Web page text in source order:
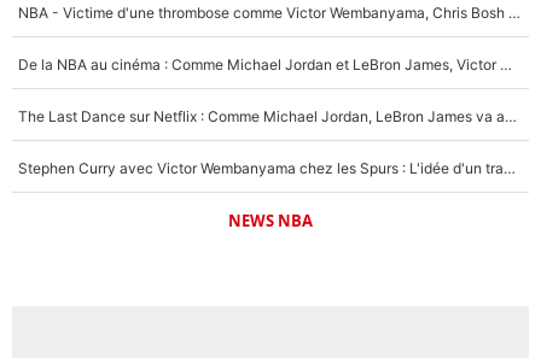
NBA - Victime d'une thrombose comme Victor Wembanyama, Chris Bosh prévient le Français des risques sur sa santé : «J’ai failli mourir sur le coup et j’ai été ramené à la vie»
De la NBA au cinéma : Comme Michael Jordan et LeBron James, Victor Wembanyama rêve d'une carrière d'acteur !
The Last Dance sur Netflix : Comme Michael Jordan, LeBron James va avoir le droit à sa série !
Stephen Curry avec Victor Wembanyama chez les Spurs : L'idée d'un trade historique est lancée en NBA !
NEWS NBA